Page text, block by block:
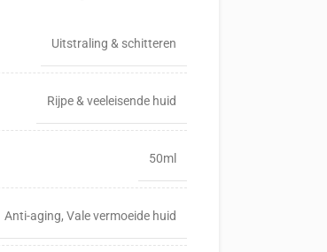
Uitstraling & schitteren
Rijpe & veeleisende huid
50ml
Anti-aging, Vale vermoeide huid